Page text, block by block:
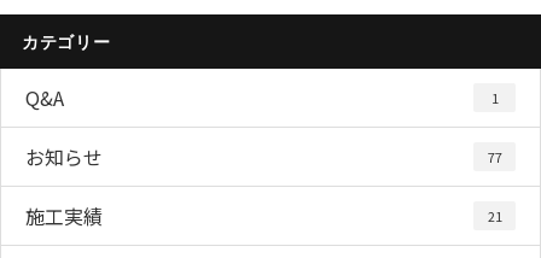
カテゴリー
Q&A 1
お知らせ 77
施工実績 21